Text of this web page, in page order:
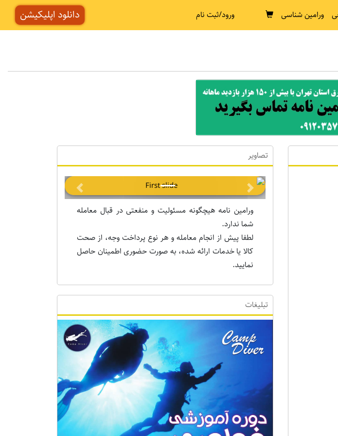
ورامین شناسی ورود/ثبت نام دانلود اپلیکیشن
تصاویر
Previous
Next
ورامین نامه هیچگونه مسئولیت و منفعتی در قبال معامله
شما ندارد.
لطفا پیش از انجام معامله و هر نوع پرداخت وجه، از صحت
کالا یا خدمات ارائه شده، به صورت حضوری اطمینان حاصل
نمایید.
تبلیغات